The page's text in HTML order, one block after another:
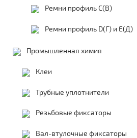
Ремни профиль С(В)
Ремни профиль D(Г) и E(Д)
Промышленная химия
Клеи
Трубные уплотнители
Резьбовые фиксаторы
Вал-втулочные фиксаторы